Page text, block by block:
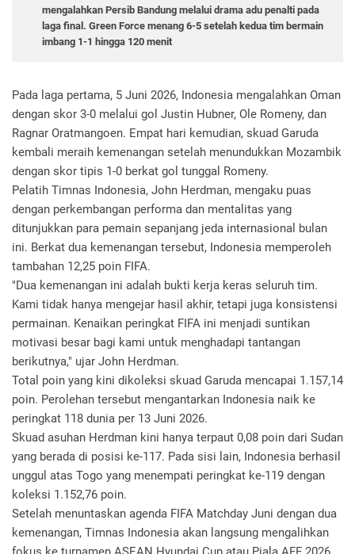
mengalahkan Persib Bandung melalui drama adu penalti pada
laga final. Green Force menang 6-5 setelah kedua tim bermain
imbang 1-1 hingga 120 menit
Pada laga pertama, 5 Juni 2026, Indonesia mengalahkan Oman
dengan skor 3-0 melalui gol Justin Hubner, Ole Romeny, dan
Ragnar Oratmangoen. Empat hari kemudian, skuad Garuda
kembali meraih kemenangan setelah menundukkan Mozambik
dengan skor tipis 1-0 berkat gol tunggal Romeny.
Pelatih Timnas Indonesia, John Herdman, mengaku puas
dengan perkembangan performa dan mentalitas yang
ditunjukkan para pemain sepanjang jeda internasional bulan
ini. Berkat dua kemenangan tersebut, Indonesia memperoleh
tambahan 12,25 poin FIFA.
"Dua kemenangan ini adalah bukti kerja keras seluruh tim.
Kami tidak hanya mengejar hasil akhir, tetapi juga konsistensi
permainan. Kenaikan peringkat FIFA ini menjadi suntikan
motivasi besar bagi kami untuk menghadapi tantangan
berikutnya," ujar John Herdman.
Total poin yang kini dikoleksi skuad Garuda mencapai 1.157,14
poin. Perolehan tersebut mengantarkan Indonesia naik ke
peringkat 118 dunia per 13 Juni 2026.
Skuad asuhan Herdman kini hanya terpaut 0,08 poin dari Sudan
yang berada di posisi ke-117. Pada sisi lain, Indonesia berhasil
unggul atas Togo yang menempati peringkat ke-119 dengan
koleksi 1.152,76 poin.
Setelah menuntaskan agenda FIFA Matchday Juni dengan dua
kemenangan, Timnas Indonesia akan langsung mengalihkan